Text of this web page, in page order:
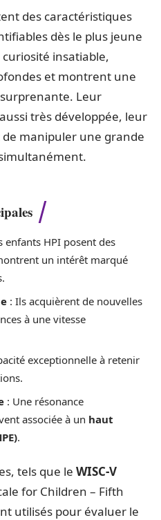
des caractéristiques
dès le plus jeune
insatiable,
et montrent une
Leur
très développée, leur
manipuler une grande
enfants HPI posent des
un intérêt marqué
: Ils acquièrent de nouvelles
à une vitesse
exceptionnelle à retenir
: Une résonance
associée à un haut
.
tels que le WISC-V
for Children – Fifth
utilisés pour évaluer le